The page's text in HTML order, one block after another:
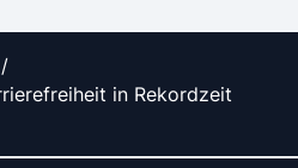
in Rekordzeit